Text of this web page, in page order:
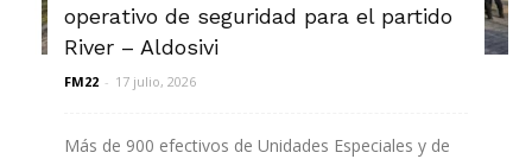
operativo de seguridad para el partido
River – Aldosivi
FM22 - 17 julio, 2026
Más de 900 efectivos de Unidades Especiales y de